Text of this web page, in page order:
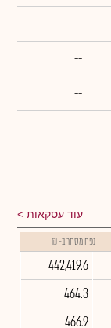
--
--
--
עוד עסקאות
נפח מסחר ב- ₪
442,419.6
464.3
466.9